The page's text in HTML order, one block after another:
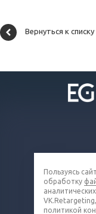
Вернуться к списку
Пользуясь
обработку
политикой